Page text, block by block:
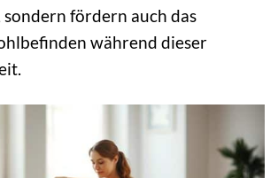
fördern auch das
während dieser